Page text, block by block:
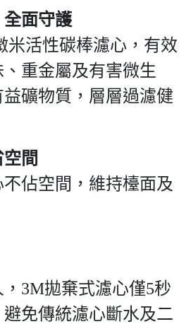
面守護
米活性碳棒濾心，有效
重金屬及有害微生
礦物質，層層過濾健
間
佔空間，維持檯面及
3M拋棄式濾心僅5秒
免傳統濾心斷水及二